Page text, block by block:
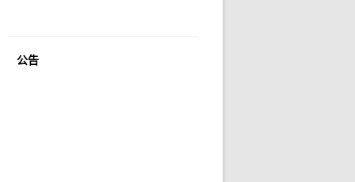
公告